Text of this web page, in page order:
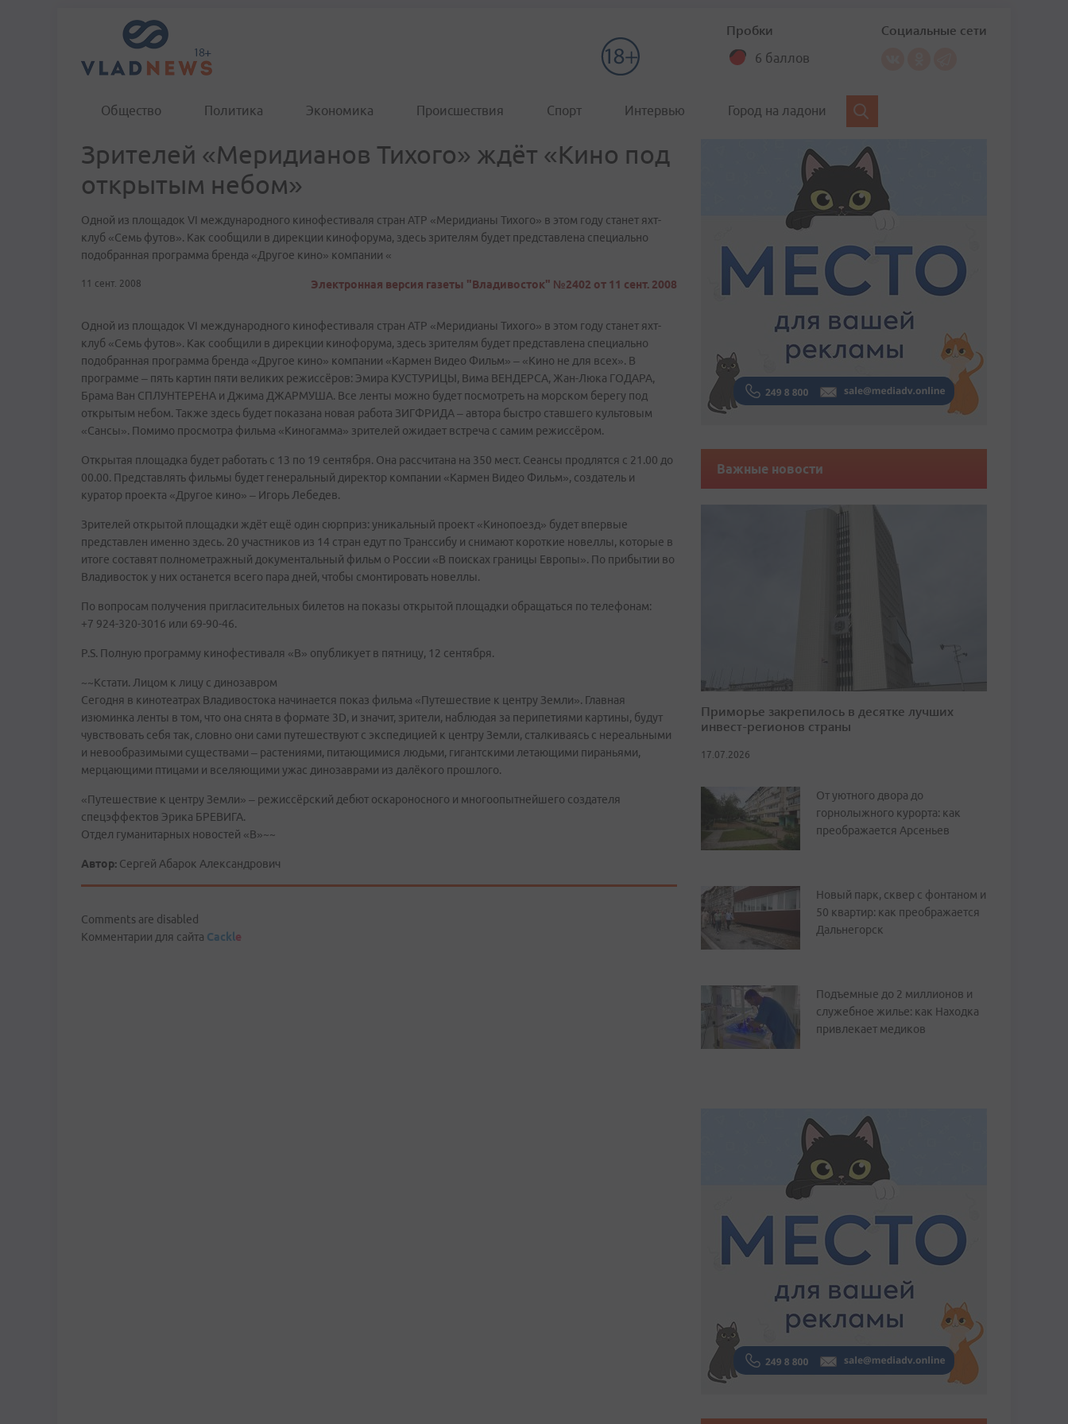
Пробки
6 баллов
Социальные сети
Общество Политика Экономика Происшествия Спорт Интервью Город на ладони
Зрителей «Меридианов Тихого» ждёт «Кино под
открытым небом»
Одной из площадок VI международного кинофестиваля стран АТР «Меридианы Тихого» в этом году станет яхт-
клуб «Семь футов». Как сообщили в дирекции кинофорума, здесь зрителям будет представлена специально
подобранная программа бренда «Другое кино» компании «
11 сент. 2008 Электронная версия газеты "Владивосток" №2402 от 11 сент. 2008
Одной из площадок VI международного кинофестиваля стран АТР «Меридианы Тихого» в этом году станет яхт-
клуб «Семь футов». Как сообщили в дирекции кинофорума, здесь зрителям будет представлена специально
подобранная программа бренда «Другое кино» компании «Кармен Видео Фильм» – «Кино не для всех». В
программе – пять картин пяти великих режиссёров: Эмира КУСТУРИЦЫ, Вима ВЕНДЕРСА, Жан-Люка ГОДАРА,
Брама Ван СПЛУНТЕРЕНА и Джима ДЖАРМУША. Все ленты можно будет посмотреть на морском берегу под
открытым небом. Также здесь будет показана новая работа ЗИГФРИДА – автора быстро ставшего культовым
«Сансы». Помимо просмотра фильма «Киногамма» зрителей ожидает встреча с самим режиссёром.
Открытая площадка будет работать с 13 по 19 сентября. Она рассчитана на 350 мест. Сеансы продлятся с 21.00 до
00.00. Представлять фильмы будет генеральный директор компании «Кармен Видео Фильм», создатель и
куратор проекта «Другое кино» – Игорь Лебедев.
Зрителей открытой площадки ждёт ещё один сюрприз: уникальный проект «Кинопоезд» будет впервые
представлен именно здесь. 20 участников из 14 стран едут по Транссибу и снимают короткие новеллы, которые в
итоге составят полнометражный документальный фильм о России «В поисках границы Европы». По прибытии во
Владивосток у них останется всего пара дней, чтобы смонтировать новеллы.
По вопросам получения пригласительных билетов на показы открытой площадки обращаться по телефонам:
+7 924-320-3016 или 69-90-46.
P.S. Полную программу кинофестиваля «В» опубликует в пятницу, 12 сентября.
~~Кстати. Лицом к лицу с динозавром
Сегодня в кинотеатрах Владивостока начинается показ фильма «Путешествие к центру Земли». Главная
изюминка ленты в том, что она снята в формате 3D, и значит, зрители, наблюдая за перипетиями картины, будут
чувствовать себя так, словно они сами путешествуют с экспедицией к центру Земли, сталкиваясь с нереальными
и невообразимыми существами – растениями, питающимися людьми, гигантскими летающими пираньями,
мерцающими птицами и вселяющими ужас динозаврами из далёкого прошлого.
«Путешествие к центру Земли» – режиссёрский дебют оскароносного и многоопытнейшего создателя
спецэффектов Эрика БРЕВИГА.
Отдел гуманитарных новостей «В»~~
Автор: Сергей Абарок Александрович
Comments are disabled
Комментарии для сайта Cackle
Важные новости
Приморье закрепилось в десятке лучших
инвест-регионов страны
17.07.2026
От уютного двора до
горнолыжного курорта: как
преображается Арсеньев
Новый парк, сквер с фонтаном и
50 квартир: как преображается
Дальнегорск
Подъемные до 2 миллионов и
служебное жилье: как Находка
привлекает медиков